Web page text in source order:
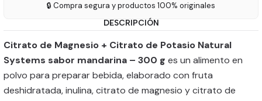
🔒 Compra segura y productos 100% originales
DESCRIPCIÓN
Citrato de Magnesio + Citrato de Potasio Natural
Systems sabor mandarina – 300 g es un alimento en
polvo para preparar bebida, elaborado con fruta
deshidratada, inulina, citrato de magnesio y citrato de